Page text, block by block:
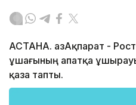
АСТАНА. ҚазАқпарат -
ұшағының апатқа
қаза тапты.